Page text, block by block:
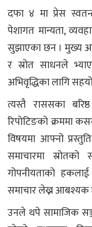
दफा ४ मा प्रेस
पेशागत मान्यता,
सुझाएका छन । मुख्य
र स्रोत साधनले
अभिवृद्धिका लागि
त्यस्तै राससका
रिपोटिङको क्रममा
विषयमा आफ्नो
समाचारमा
गोपनीयताको
समाचार लेख्न आबश्यक
उनले थपे सामाजिक